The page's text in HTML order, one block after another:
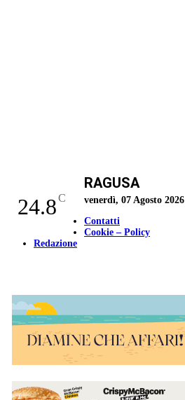
24.8C
RAGUSA
venerdì, 07 Agosto 2026
Contatti
Cookie – Policy
Redazione